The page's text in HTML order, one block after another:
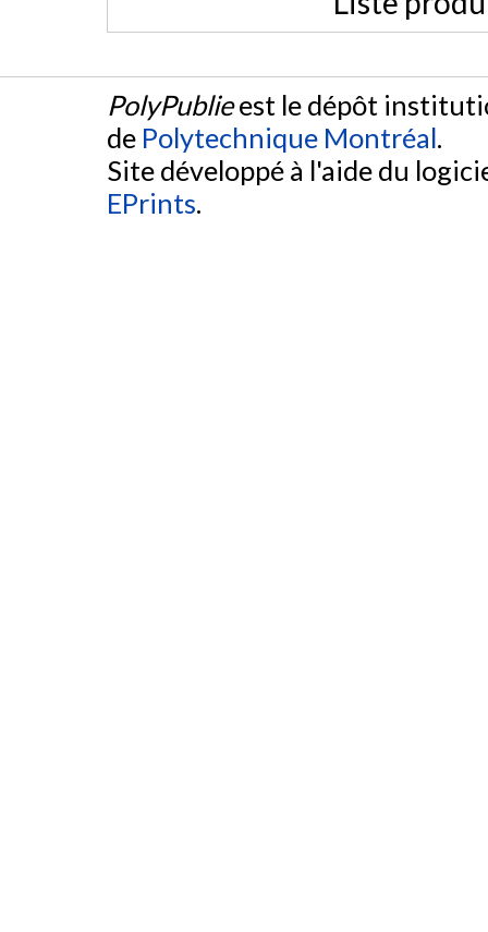
PolyPublieest le dépôt
de Polytechnique Montréal.
Site développé à l'aide du
EPrints.